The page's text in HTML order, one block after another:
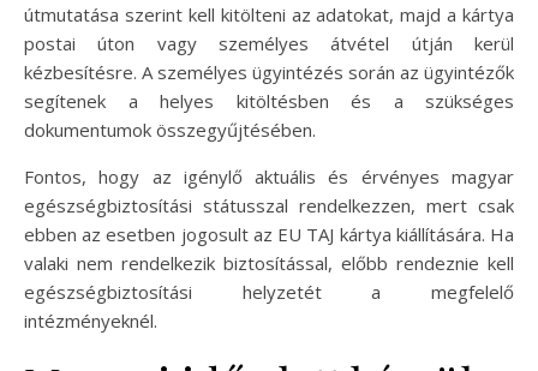
útmutatása szerint kell kitölteni az adatokat, majd a kártya
postai úton vagy személyes átvétel útján kerül
kézbesítésre. A személyes ügyintézés során az ügyintézők
segítenek a helyes kitöltésben és a szükséges
dokumentumok összegyűjtésében.
Fontos, hogy az igénylő aktuális és érvényes magyar
egészségbiztosítási státusszal rendelkezzen, mert csak
ebben az esetben jogosult az EU TAJ kártya kiállítására. Ha
valaki nem rendelkezik biztosítással, előbb rendeznie kell
egészségbiztosítási helyzetét a megfelelő
intézményeknél.